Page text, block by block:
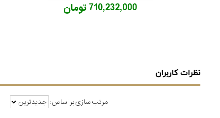
710,232,000 تومان
نظرات کاربران
مرتب سازی بر اساس: